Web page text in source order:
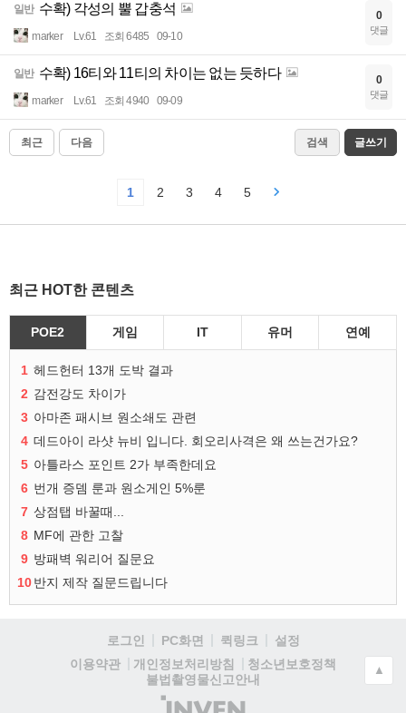
일반 수확) 각성의 뿔 갑충석
marker Lv.61 조회 6485 09-10
0
댓글
일반 수확) 16티와 11티의 차이는 없는 듯하다
marker Lv.61 조회 4940 09-09
0
댓글
최근 다음 검색 글쓰기
1 2 3 4 5
최근 HOT한 콘텐츠
POE2 게임 IT 유머 연예
1 헤드헌터 13개 도박 결과
2 감전강도 차이가
3 아마존 패시브 원소쇄도 관련
4 데드아이 라샷 뉴비 입니다. 회오리사격은 왜 쓰는건가요?
5 아틀라스 포인트 2가 부족한데요
6 번개 증뎀 룬과 원소게인 5%룬
7 상점탭 바꿀때...
8 MF에 관한 고찰
9 방패벽 워리어 질문요
10반지 제작 질문드립니다
로그인 PC화면 퀵링크
설정
이용약관
개인정보처리방침
청소년보호정책
불법촬영물신고안내
(주)
▲